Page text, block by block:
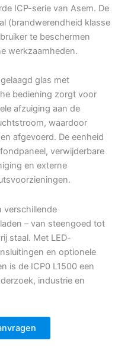
ICP-serie van Asem. De
(brandwerendheid klasse
te beschermen
werkzaamheden.
glas met
bediening zorgt voor
afzuiging aan de
waardoor
afgevoerd. De eenheid
verwijderbare
en externe
verschillende
– van steengoed tot
staal. Met LED-
en optionele
is de ICP0 L1500 een
industrie en